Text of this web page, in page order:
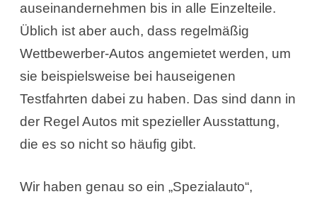
auseinandernehmen bis in alle Einzelteile.
Üblich ist aber auch, dass regelmäßig
Wettbewerber-Autos angemietet werden, um
sie beispielsweise bei hauseigenen
Testfahrten dabei zu haben. Das sind dann in
der Regel Autos mit spezieller Ausstattung,
die es so nicht so häufig gibt.
Wir haben genau so ein „Spezialauto“,